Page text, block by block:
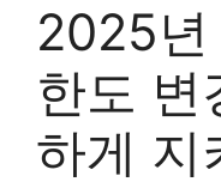
2025년
한도 변
하게 지